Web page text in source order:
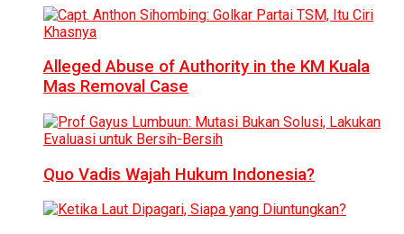
Alleged Abuse of Authority in the KM Kuala
Mas Removal Case
Quo Vadis Wajah Hukum Indonesia?